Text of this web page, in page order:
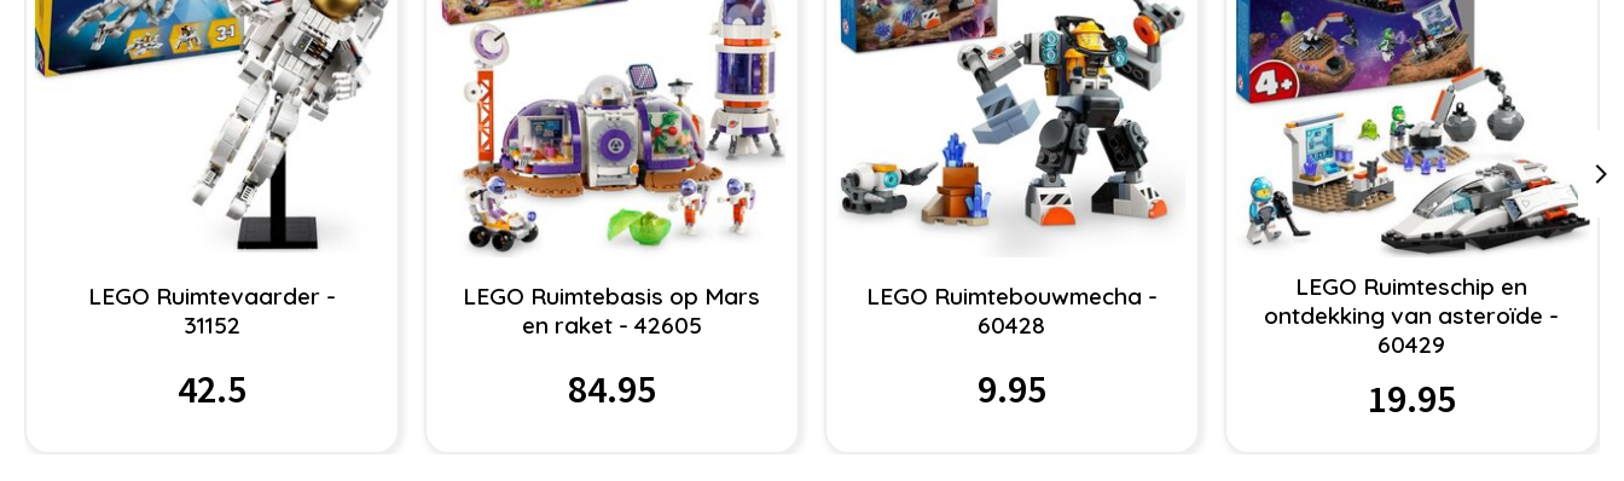
LEGO Ruimtevaarder -
31152
42.5
LEGO Ruimtebasis op Mars
en raket - 42605
84.95
LEGO Ruimtebouwmecha -
60428
9.95
LEGO Ruimteschip en
ontdekking van asteroïde -
60429
19.95